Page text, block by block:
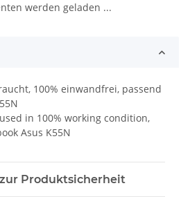
werden geladen ...
100% einwandfrei, passend
in 100% working condition,
Asus K55N
Produktsicherheit